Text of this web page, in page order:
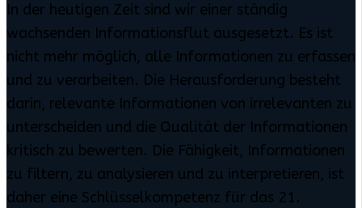
In der heutigen Zeit sind wir einer ständig
wachsenden Informationsflut ausgesetzt. Es ist
nicht mehr möglich, alle Informationen zu erfassen
und zu verarbeiten. Die Herausforderung besteht
darin, relevante Informationen von irrelevanten zu
unterscheiden und die Qualität der Informationen
kritisch zu bewerten. Die Fähigkeit, Informationen
zu filtern, zu analysieren und zu interpretieren, ist
daher eine Schlüsselkompetenz für das 21.